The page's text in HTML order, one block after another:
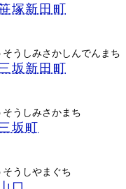
塚新田町
うしみさかしんでんまち
坂新田町
うしみさかまち
坂町
うしやまぐち